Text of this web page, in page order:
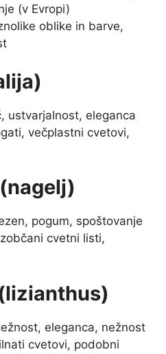
(v Evropi)
oblike in barve,
ustvarjalnost, eleganca
večplastni cvetovi,
pogum, spoštovanje
cvetni listi,
eleganca, nežnost
cvetovi, podobni